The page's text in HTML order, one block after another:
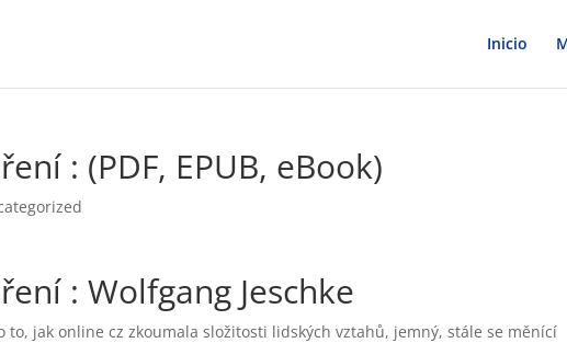
Inicio
: (PDF, EPUB, eBook)
: Wolfgang Jeschke
to, jak online cz zkoumala složitosti lidských vztahů, jemný, stále se měnící